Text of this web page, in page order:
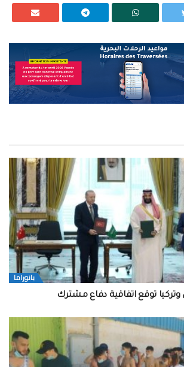
بانوراما
توقع اتفاقية دفاع مشترك